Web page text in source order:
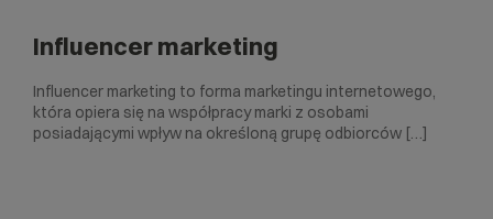
Influencer marketing
Influencer marketing to forma marketingu internetowego,
która opiera się na współpracy marki z osobami
posiadającymi wpływ na określoną grupę odbiorców […]